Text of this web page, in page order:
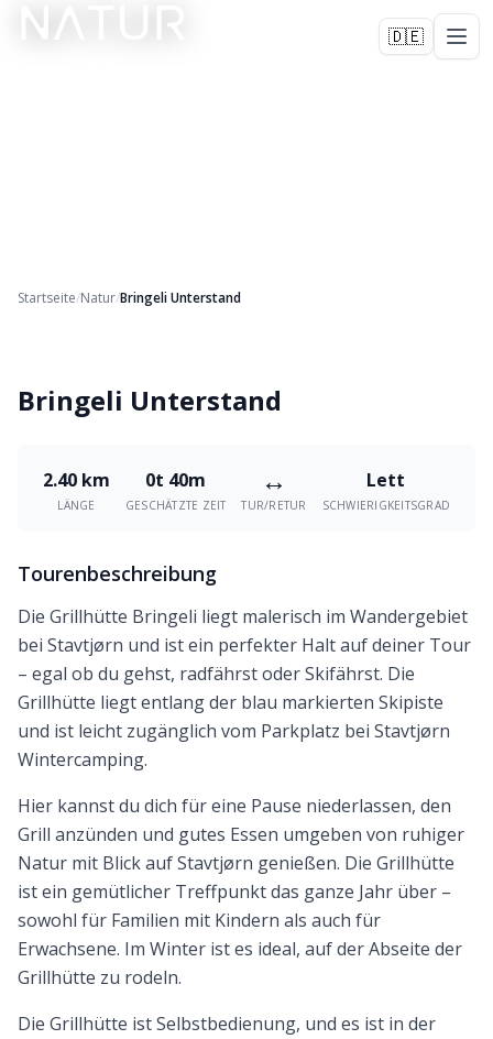
🇩🇪
NATUR
Startseite/Natur/Bringeli Unterstand
Bringeli Unterstand
2.40 km
LÄNGE
0t 40m
GESCHÄTZTE ZEIT
↔
TUR/RETUR
Lett
SCHWIERIGKEITSGRAD
Tourenbeschreibung
Die Grillhütte Bringeli liegt malerisch im Wandergebiet
bei Stavtjørn und ist ein perfekter Halt auf deiner Tour
– egal ob du gehst, radfährst oder Skifährst. Die
Grillhütte liegt entlang der blau markierten Skipiste
und ist leicht zugänglich vom Parkplatz bei Stavtjørn
Wintercamping.
Hier kannst du dich für eine Pause niederlassen, den
Grill anzünden und gutes Essen umgeben von ruhiger
Natur mit Blick auf Stavtjørn genießen. Die Grillhütte
ist ein gemütlicher Treffpunkt das ganze Jahr über –
sowohl für Familien mit Kindern als auch für
Erwachsene. Im Winter ist es ideal, auf der Abseite der
Grillhütte zu rodeln.
Die Grillhütte ist Selbstbedienung, und es ist in der